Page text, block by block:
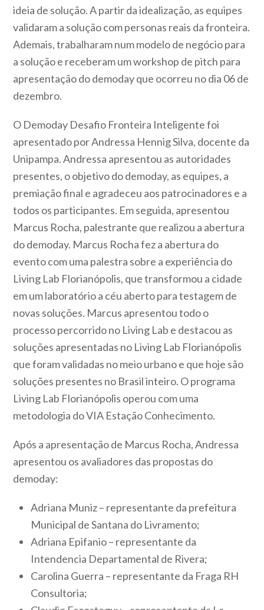
ideia de solução. A partir da idealização, as equipes
validaram a solução com personas reais da fronteira.
Ademais, trabalharam num modelo de negócio para
a solução e receberam um workshop de pitch para
apresentação do demoday que ocorreu no dia 06 de
dezembro.
O Demoday Desafio Fronteira Inteligente foi
apresentado por Andressa Hennig Silva, docente da
Unipampa. Andressa apresentou as autoridades
presentes, o objetivo do demoday, as equipes, a
premiação final e agradeceu aos patrocinadores e a
todos os participantes. Em seguida, apresentou
Marcus Rocha, palestrante que realizou a abertura
do demoday. Marcus Rocha fez a abertura do
evento com uma palestra sobre a experiência do
Living Lab Florianópolis, que transformou a cidade
em um laboratório a céu aberto para testagem de
novas soluções. Marcus apresentou todo o
processo percorrido no Living Lab e destacou as
soluções apresentadas no Living Lab Florianópolis
que foram validadas no meio urbano e que hoje são
soluções presentes no Brasil inteiro. O programa
Living Lab Florianópolis operou com uma
metodologia do VIA Estação Conhecimento.
Após a apresentação de Marcus Rocha, Andressa
apresentou os avaliadores das propostas do
demoday:
Adriana Muniz – representante da prefeitura
Municipal de Santana do Livramento;
Adriana Epifanio – representante da
Intendencia Departamental de Rivera;
Carolina Guerra – representante da Fraga RH
Consultoria;